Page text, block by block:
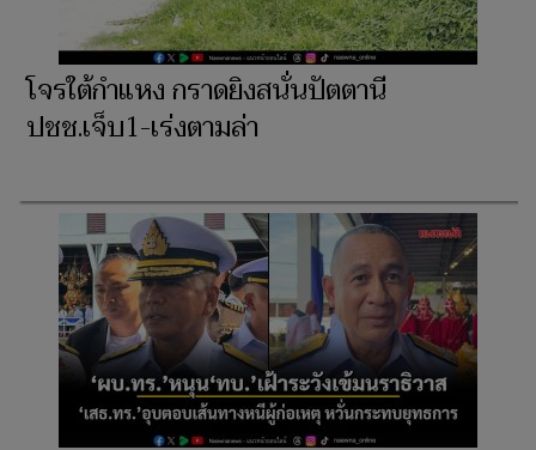
โจรใต้กำแหง กราดยิงสนั่นปัตตานี
ปชช.เจ็บ1-เร่งตามล่า